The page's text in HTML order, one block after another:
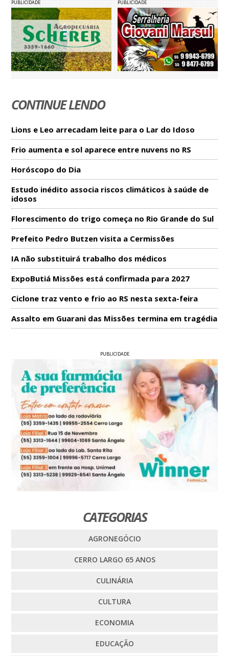
PUBLICIDADE PUBLICIDADE
CONTINUE LENDO
Lions e Leo arrecadam leite para o Lar do Idoso
Frio aumenta e sol aparece entre nuvens no RS
Horóscopo do Dia
Estudo inédito associa riscos climáticos à saúde de
idosos
Florescimento do trigo começa no Rio Grande do Sul
Prefeito Pedro Butzen visita a Cermissões
IA não substituirá trabalho dos médicos
ExpoButiá Missões está confirmada para 2027
Ciclone traz vento e frio ao RS nesta sexta-feira
Assalto em Guarani das Missões termina em tragédia
PUBLICIDADE
CATEGORIAS
AGRONEGÓCIO
CERRO LARGO 65 ANOS
CULINÁRIA
CULTURA
ECONOMIA
EDUCAÇÃO